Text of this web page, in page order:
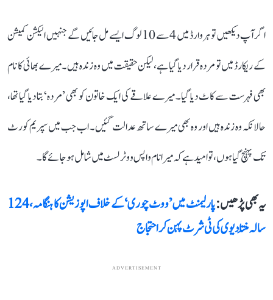
اگر آپ دیکھیں تو ہر وارڈ میں 4 سے 10 لوگ ایسے مل جائیں گے جنہیں الیکشن کمیشن
کے ریکارڈ میں تو مردہ قرار دیا گیا ہے، لیکن حقیقت میں وہ زندہ ہیں۔ میرے بھائی کا نام
بھی فہرست سے کاٹ دیا گیا۔ میرے علاقے کی ایک خاتون کو بھی ’مردہ‘ بتا دیا گیا تھا،
حالانکہ وہ زندہ ہیں اور وہ بھی میرے ساتھ عدالت گئیں۔ اب جب میں سپریم کورٹ
تک پہنچ گیا ہوں، تو امید ہے کہ میرا نام واپس ووٹر لسٹ میں شامل ہو جائے گا۔
یہ بھی پڑھیں :
پارلیمنٹ میں ’ووٹ چوری‘ کے خلاف اپوزیشن کا ہنگامہ، 124
سالہ مِنتا دیوی کی ٹی شرٹ پہن کر احتجاج
ADVERTISEMENT